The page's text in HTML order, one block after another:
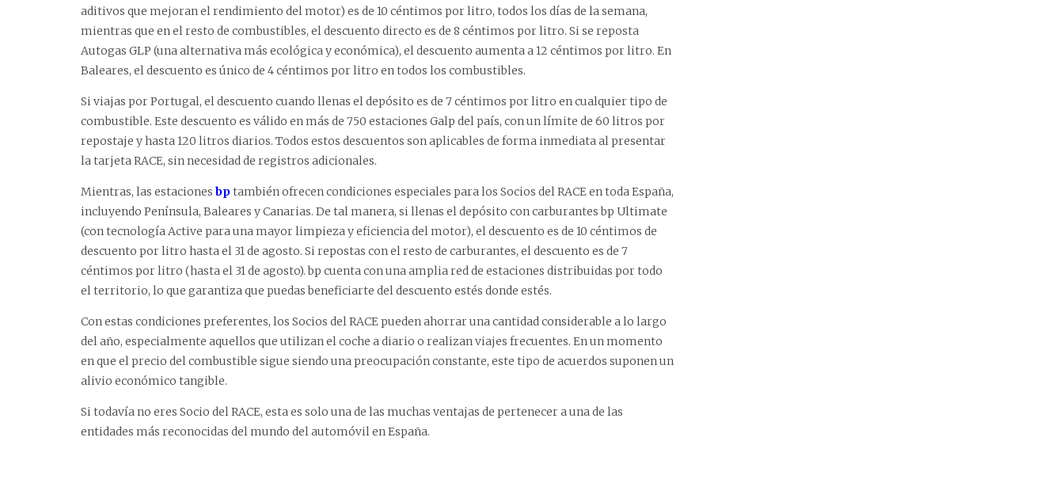
aditivos que mejoran el rendimiento del motor) es de 10 céntimos por litro, todos los días de la semana,
mientras que en el resto de combustibles, el descuento directo es de 8 céntimos por litro. Si se reposta
Autogas GLP (una alternativa más ecológica y económica), el descuento aumenta a 12 céntimos por litro. En
Baleares, el descuento es único de 4 céntimos por litro en todos los combustibles.
Si viajas por Portugal, el descuento cuando llenas el depósito es de 7 céntimos por litro en cualquier tipo de
combustible. Este descuento es válido en más de 750 estaciones Galp del país, con un límite de 60 litros por
repostaje y hasta 120 litros diarios. Todos estos descuentos son aplicables de forma inmediata al presentar
la tarjeta RACE, sin necesidad de registros adicionales.
Mientras, las estaciones bptambién ofrecen condiciones especiales para los Socios del RACE en toda España,
incluyendo Península, Baleares y Canarias. De tal manera, si llenas el depósito con carburantes bp Ultimate
(con tecnología Active para una mayor limpieza y eficiencia del motor), el descuento es de 10 céntimos de
descuento por litro hasta el 31 de agosto. Si repostas con el resto de carburantes, el descuento es de 7
céntimos por litro (hasta el 31 de agosto). bp cuenta con una amplia red de estaciones distribuidas por todo
el territorio, lo que garantiza que puedas beneficiarte del descuento estés donde estés.
Con estas condiciones preferentes, los Socios del RACE pueden ahorrar una cantidad considerable a lo largo
del año, especialmente aquellos que utilizan el coche a diario o realizan viajes frecuentes. En un momento
en que el precio del combustible sigue siendo una preocupación constante, este tipo de acuerdos suponen un
alivio económico tangible.
Si todavía no eres Socio del RACE, esta es solo una de las muchas ventajas de pertenecer a una de las
entidades más reconocidas del mundo del automóvil en España.